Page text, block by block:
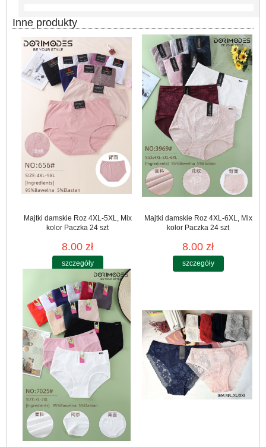
Inne produkty
Majtki damskie Roz 4XL-5XL, Mix
kolor Paczka 24 szt
8.00 zł
szczegóły
Majtki damskie Roz 4XL-6XL, Mix
kolor Paczka 24 szt
8.00 zł
szczegóły